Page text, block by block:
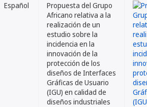
Español
Propuesta del Grupo
Africano relativa a la
realización de un
estudio sobre la
incidencia en la
innovación de la
protección de los
diseños de Interfaces
Gráficas de Usuario
(IGU) en calidad de
diseños industriales